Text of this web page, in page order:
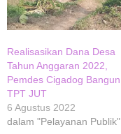
Realisasikan Dana Desa
Tahun Anggaran 2022,
Pemdes Cigadog Bangun
TPT JUT
6 Agustus 2022
dalam "Pelayanan Publik"